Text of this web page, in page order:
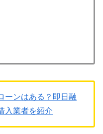
ーンはある？即日融
入業者を紹介